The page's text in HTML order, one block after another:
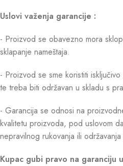
Uslovi važenja garancije :
- Proizvod se obavezno mora
sklapanje nameštaja.
- Proizvod se sme koristiti
te treba biti održavan u skladu s
- Garancija se odnosi na
kvalitetu proizvoda, pod uslovom
nepravilnog rukovanja ili održavanja
Kupac gubi pravo na garanciju